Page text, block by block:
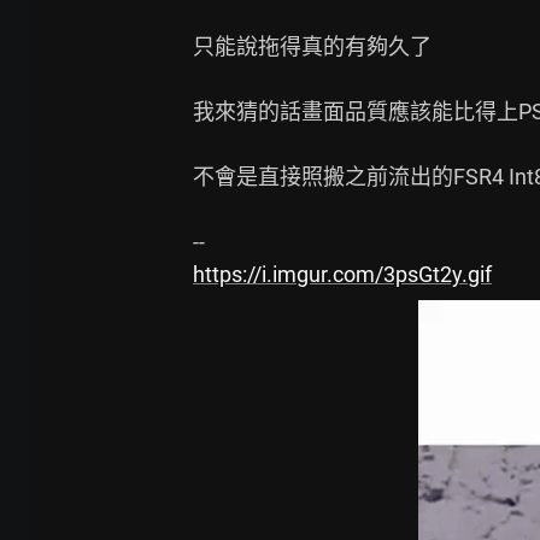
只能說拖得真的有夠久了
我來猜的話畫面品質應該能比得上
不會是直接照搬之前流出的FSR4
https://i.imgur.com/3psGt2y.gif